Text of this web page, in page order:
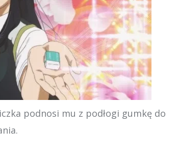
podnosi mu z podłogi gumkę do